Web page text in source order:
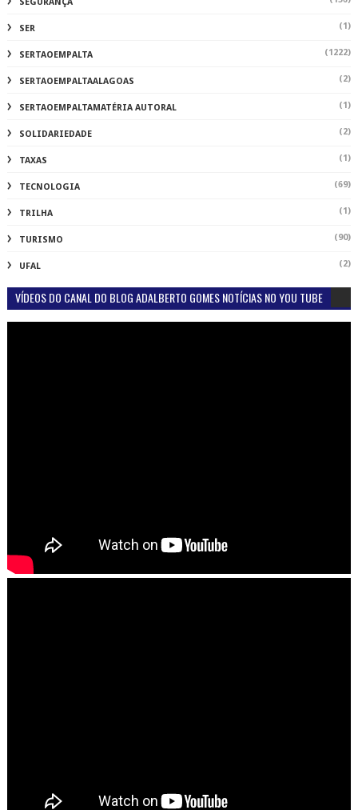
SEGURANÇA
SER (1)
SERTAOEMPALTA (1222)
SERTAOEMPALTAALAGOAS (2)
SERTAOEMPALTAMATÉRIA AUTORAL (1)
SOLIDARIEDADE (2)
TAXAS (1)
TECNOLOGIA (69)
TRILHA (1)
TURISMO (90)
UFAL (2)
VÍDEOS DO CANAL DO BLOG ADALBERTO GOMES NOTÍCIAS NO YOU TUBE